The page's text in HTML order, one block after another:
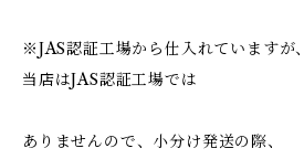
※JAS認証工場から仕入れていますが、
当店はJAS認証工場では
ありませんので、小分け発送の際、